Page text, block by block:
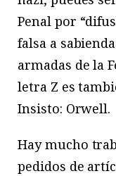
Penal por
falsa a
armadas de la
letra Z es
Insisto: Orwell.
Hay mucho
pedidos de